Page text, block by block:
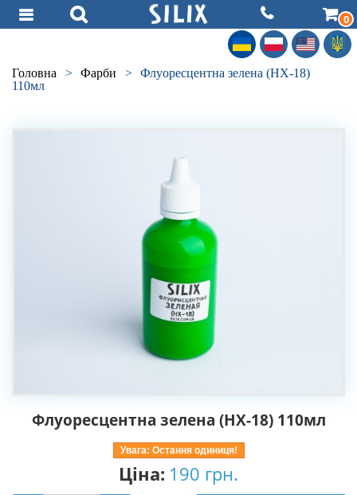
0
Головна > Фарби >
Флуоресцентна зелена (HX-18)
110мл
Флуоресцентна зелена (HX-18) 110мл
Увага: Остання одиниця!
Ціна: 190 грн.